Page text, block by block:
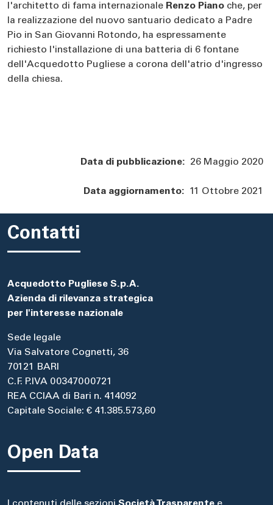
l'architetto di fama internazionale Renzo Piano che, per
la realizzazione del nuovo santuario dedicato a Padre
Pio in San Giovanni Rotondo, ha espressamente
richiesto l'installazione di una batteria di 6 fontane
dell'Acquedotto Pugliese a corona dell'atrio d'ingresso
della chiesa.
Data di pubblicazione: 26 Maggio 2020
Data aggiornamento: 11 Ottobre 2021
Contatti
Acquedotto Pugliese S.p.A.
Azienda di rilevanza strategica
per l'interesse nazionale
Sede legale
Via Salvatore Cognetti, 36
70121 BARI
C.F. P.IVA 00347000721
REA CCIAA di Bari n. 414092
Capitale Sociale: € 41.385.573,60
Open Data